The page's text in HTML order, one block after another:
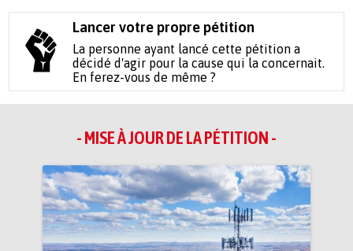
Lancer votre propre pétition
La personne ayant lancé cette pétition a
décidé d'agir pour la cause qui la concernait.
En ferez-vous de même ?
- MISE À JOUR DE LA PÉTITION -